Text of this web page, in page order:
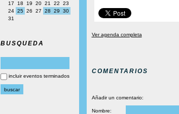
17
18 19 20 21 22
23
24 25 26 27 28 29
30
31
BUSQUEDA
incluir eventos terminados
Ver agenda completa
COMENTARIOS
Añadir un comentario:
Nombre: